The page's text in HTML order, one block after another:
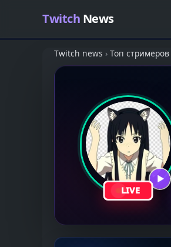
Twitch News
Twitch news › Топ стримеров
▶
LIVE